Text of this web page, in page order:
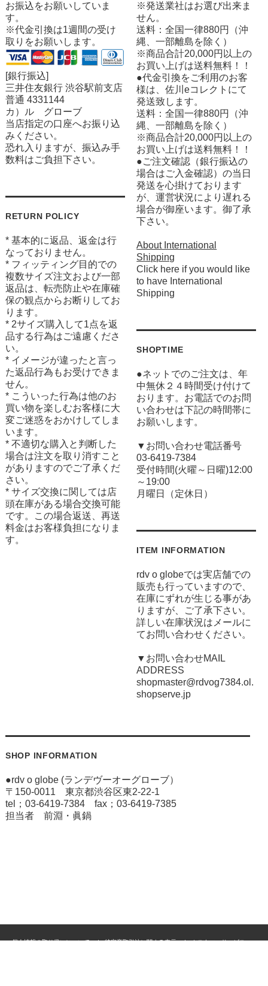
お振込をお願いしていま
す。
※代金引換は1週間の受け
取りをお願いします。
[銀行振込]
三井住友銀行 渋谷駅前支店
普通 4331144
カ）ル グローブ
当店指定の口座へお振り込
みください。
恐れ入りますが、振込み手
数料はご負担下さい。
RETURN POLICY
* 基本的に返品、返金は行
なっておりません。
* フィッティング目的での
複数サイズ注文および一部
返品は、転売防止や在庫確
保の観点からお断りしてお
ります。
* 2サイズ購入して1点を返
品する行為はご遠慮くださ
い。
* イメージが違ったと言っ
た返品行為もお受けできま
せん。
* こういった行為は他のお
買い物を楽しむお客様に大
変ご迷惑をおかけしてしま
います。
* 不適切な購入と判断した
場合は注文を取り消すこと
がありますのでご了承くだ
さい。
* サイズ交換に関しては店
頭在庫がある場合交換可能
です。この場合返送、再送
料金はお客様負担になりま
す。
※発送業社はお選び出来ま
せん。
送料：全国一律880円（沖
縄、一部離島を除く）
※商品合計20,000円以上の
お買い上げは送料無料！！
●代金引換をご利用のお客
様は、佐川eコレクトにて
発送致します。
送料：全国一律880円（沖
縄、一部離島を除く）
※商品合計20,000円以上の
お買い上げは送料無料！！
●ご注文確認（銀行振込の
場合はご入金確認）の当日
発送を心掛けております
が、運営状況により遅れる
場合が御座います。御了承
下さい。
About International
Shipping
Click here if you would like
to have International
Shipping
SHOPTIME
●ネットでのご注文は、年
中無休２４時間受け付けて
おります。お電話でのお問
い合わせは下記の時間帯に
お願いします。
▼お問い合わせ電話番号
03-6419-7384
受付時間(火曜～日曜)12:00
～19:00
月曜日（定休日）
ITEM INFORMATION
rdv o globeでは実店舗での
販売も行っていますので、
在庫にずれが生じる事があ
りますが、ご了承下さい。
詳しい在庫状況はメールに
てお問い合わせください。
▼お問い合わせMAIL
ADDRESS
shopmaster@rdvog7384.ol.
shopserve.jp
SHOP INFORMATION
●rdv o globe (ランデヴーオーグローブ）
〒150-0011 東京都渋谷区東2-22-1
tel；03-6419-7384 fax；03-6419-7385
担当者 前淵・眞鍋
個人情報の取り扱いについて 特定商取引法に関する表示
カスタマーサービス